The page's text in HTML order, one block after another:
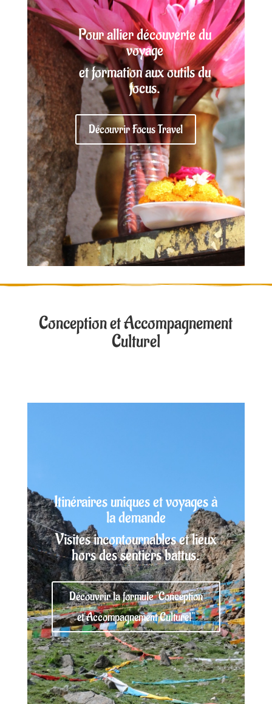
Pour allier découverte du
voyage
et formation aux outils du
focus.
Découvrir Focus Travel
Conception et Accompagnement
Culturel
Itinéraires uniques et voyages à
la demande
Visites incontournables et lieux
hors des sentiers battus.
Découvrir la formule "Conception
et Accompagnement Culturel"